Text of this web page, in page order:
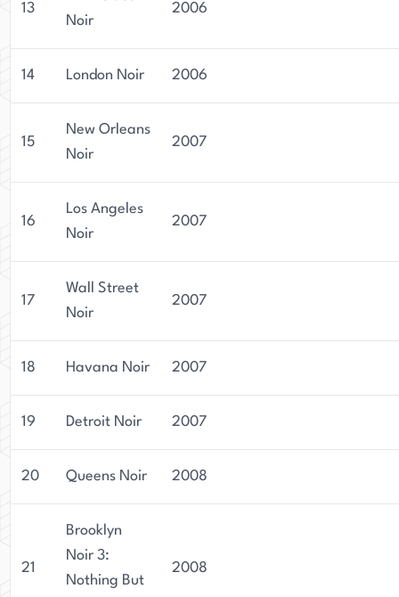
13
Noir
2006
14 London Noir 2006
15
New Orleans
Noir
2007
16
Los Angeles
Noir
2007
17
Wall Street
Noir
2007
18 Havana Noir 2007
19 Detroit Noir 2007
20 Queens Noir 2008
21
Brooklyn
Noir 3:
Nothing But
2008